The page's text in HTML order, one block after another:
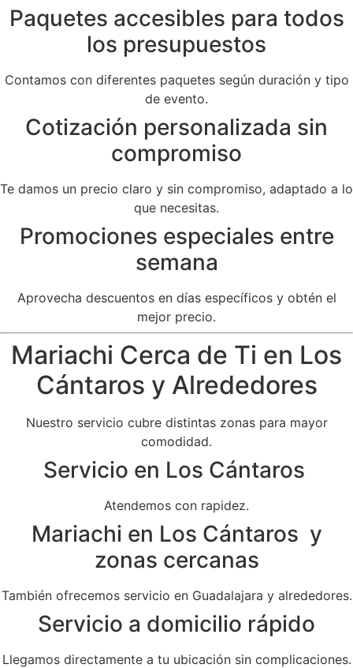
Paquetes accesibles para todos
los presupuestos
Contamos con diferentes paquetes según duración y tipo
de evento.
Cotización personalizada sin
compromiso
Te damos un precio claro y sin compromiso, adaptado a lo
que necesitas.
Promociones especiales entre
semana
Aprovecha descuentos en días específicos y obtén el
mejor precio.
Mariachi Cerca de Ti en Los
Cántaros y Alrededores
Nuestro servicio cubre distintas zonas para mayor
comodidad.
Servicio en Los Cántaros
Atendemos con rapidez.
Mariachi en Los Cántaros y
zonas cercanas
También ofrecemos servicio en Guadalajara y alrededores.
Servicio a domicilio rápido
Llegamos directamente a tu ubicación sin complicaciones.